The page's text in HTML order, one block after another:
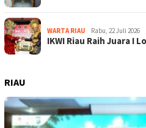
WARTA RIAU Rabu, 22 Juli 2026
IKWI Riau Raih Juara I
RIAU